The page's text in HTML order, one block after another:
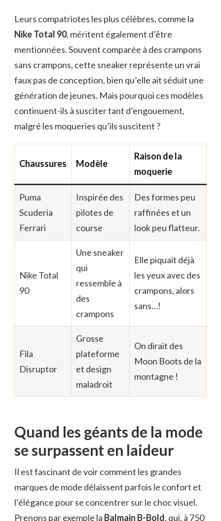
Leurs compatriotes les plus célèbres, comme la
Nike Total 90, méritent également d’être
mentionnées. Souvent comparée à des crampons
sans crampons, cette sneaker représente un vrai
faux pas de conception, bien qu’elle ait séduit une
génération de jeunes. Mais pourquoi ces modèles
continuent-ils à susciter tant d’engouement,
malgré les moqueries qu’ils suscitent ?
Chaussures Modèle
Raison de la
moquerie
Puma
Scuderia
Ferrari
Inspirée des
pilotes de
course
Des formes peu
raffinées et un
look peu flatteur.
Nike Total
90
Une sneaker
qui
ressemble à
des
crampons
Elle piquait déjà
les yeux avec des
crampons, alors
sans…!
Fila
Disruptor
Grosse
plateforme
et design
maladroit
On dirait des
Moon Boots de la
montagne !
Quand les géants de la mode
se surpassent en laideur
Il est fascinant de voir comment les grandes
marques de mode délaissent parfois le confort et
l’élégance pour se concentrer sur le choc visuel.
Prenons par exemple la Balmain B-Bold, qui, à 750